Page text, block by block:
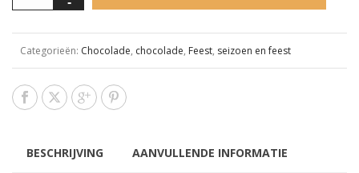
Categorieën: Chocolade, chocolade, Feest, seizoen en feest
BESCHRIJVING AANVULLENDE INFORMATIE